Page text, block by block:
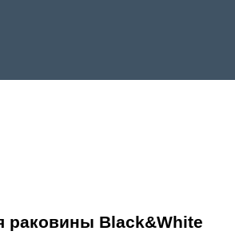
раковины Black&White